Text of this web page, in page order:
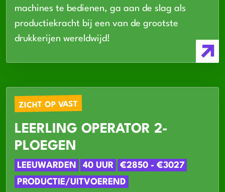
machines te bedienen, ga aan de slag als
productiekracht bij een van de grootste
drukkerijen wereldwijd!
ZICHT OP VAST
LEERLING OPERATOR 2-
PLOEGEN
LEEUWARDEN 40 UUR
€2850 - €3027
PRODUCTIE/UITVOEREND